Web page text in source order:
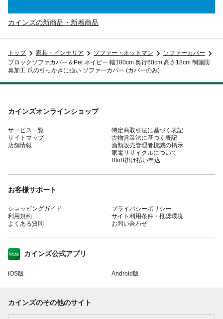
カインズの新商品・新着商品
トップ 家具・インテリア ソファー・オットマン
ソファーカバー
ブロックソファカバー＆Pet ネイビー 幅180cm 奥行60cm 高さ18cm 制菌防
臭加工 爪の引っかきに強い ソファーカバー (カバーのみ)
カインズオンラインショップ
サービス一覧
サイトマップ
店舗情報
特定商取引法に基づく表記
古物営業法に基づく表記
酒類販売管理者標識の掲示
家電リサイクルについて
BtoB掛け払い申込
お客様サポート
ショッピングガイド
利用規約
よくある質問
プライバシーポリシー
サイト利用条件・推奨環境
お問い合わせ
カインズ公式アプリ
iOS版 Android版
カインズのその他のサイト